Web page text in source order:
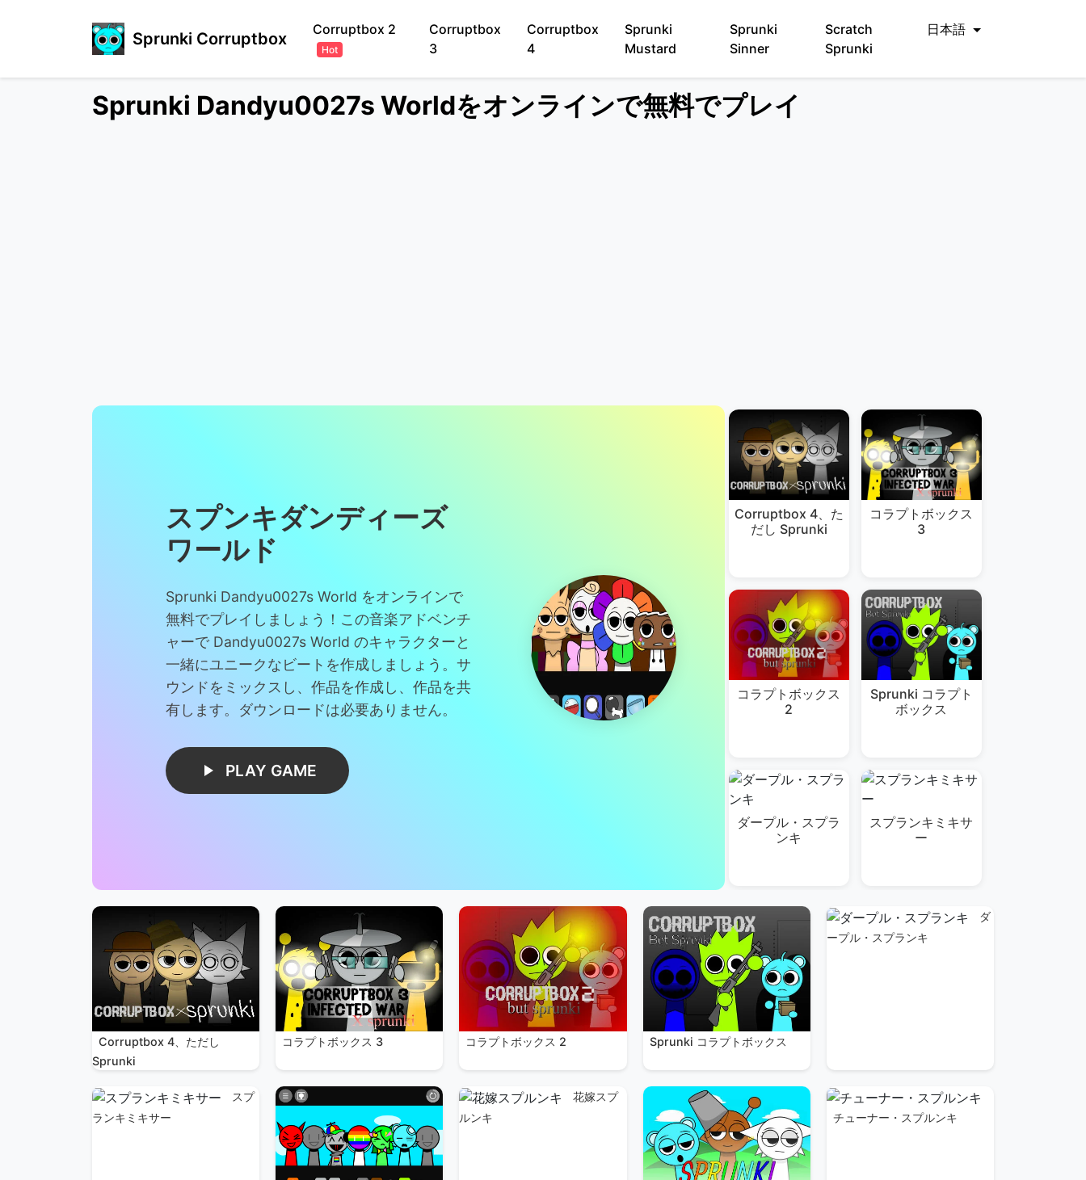
Sprunki Corruptbox Corruptbox 2
Hot
Corruptbox
3
Corruptbox
4
Sprunki
Mustard
Sprunki
Sinner
Scratch
Sprunki
日本語
Sprunki Dandyu0027s Worldをオンラインで無料でプレイ
スプンキダンディーズ
ワールド
Sprunki Dandyu0027s World をオンラインで
無料でプレイしましょう！この音楽アドベンチ
ャーで Dandyu0027s World のキャラクターと
一緒にユニークなビートを作成しましょう。サ
ウンドをミックスし、作品を作成し、作品を共
有します。ダウンロードは必要ありません。
PLAY GAME
Corruptbox 4、た
だし Sprunki
コラプトボックス
3
コラプトボックス
2
Sprunki コラプト
ボックス
ダープル・スプラ
ンキ
スプランキミキサ
ー
Corruptbox 4、ただし
Sprunki
コラプトボックス 3 コラプトボックス 2 Sprunki コラプトボックス
ダ
ープル・スプランキ
スプ
ランキミキサー
花嫁スプ
ルンキ
チューナー・スプルンキ